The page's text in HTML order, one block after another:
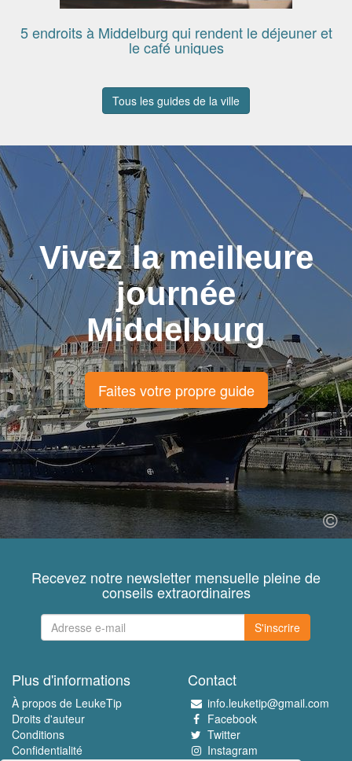
5 endroits à Middelburg qui rendent le déjeuner et
le café uniques
Tous les guides de la ville
Vivez la meilleure
journée
Middelburg
Faites votre propre guide
Recevez notre newsletter mensuelle pleine de
conseils extraordinaires
S'inscrire
Plus d'informations
À propos de LeukeTip
Droits d'auteur
Conditions
Confidentialité
Contact
info.leuketip@gmail.com
Facebook
Twitter
Instagram